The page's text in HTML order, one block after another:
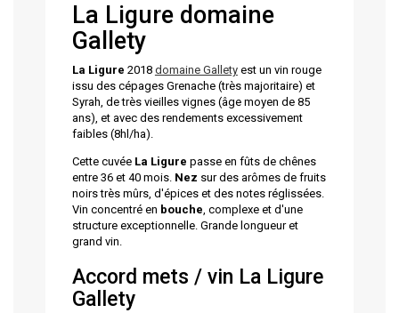
La Ligure domaine
Gallety
La Ligure 2018 domaine Galletyest un vin rouge
issu des cépages Grenache (très majoritaire) et
Syrah, de très vieilles vignes (âge moyen de 85
ans), et avec des rendements excessivement
faibles (8hl/ha).
Cette cuvée La Ligure passe en fûts de chênes
entre 36 et 40 mois. Nez sur des arômes de fruits
noirs très mûrs, d'épices et des notes réglissées.
Vin concentré en bouche, complexe et d'une
structure exceptionnelle. Grande longueur et
grand vin.
Accord mets / vin La Ligure
Gallety